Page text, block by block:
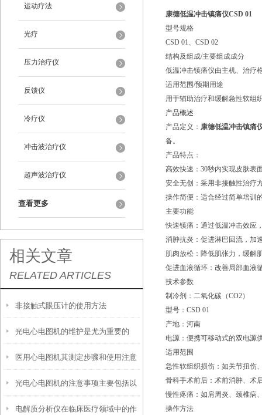
运动疗法
光疗
压力治疗仪
反馈仪
冷疗仪
冲击波治疗仪
超声波治疗仪
查看更多
相关文章
RELATED ARTICLES
非接触式眼压计的使用方法
光电心电图机的维护是尤为重要的
医用心电图机其测定步骤和使用注意
事项如下
光电心电图机的注意事项主要包括以
下几个方面
电解质分析仪在临床医疗领域中的作
康德低温冲击镇痛仪CSD 01
型号规格
CSD 01、CSD 02
结构及组成/主要组成成分
低温冲击镇痛仪由主机、治疗
适用范围/预期用途
用于辅助治疗和缓解急性软组
产品概述
产品定义： 康德低温冲击镇痛
备。
产品特点：
高效快速：30秒内实现皮肤
安全无创：采用非接触性治疗
操作简便：适合经过简单培训
主要功能
快速镇痛：通过低温冲击效应
消肿抗炎：促进淋巴回流，加
肌肉放松：降低肌张力，缓解
促进血液循环：改善局部血液
技术参数
制冷剂：二氧化碳（CO2）
型号：CSD 01
产地：河南
电源：便携可移动式的双电源
适用范围
急性软组织损伤：如关节扭伤
骨科手术前后：术前消肿、术
慢性疼痛：如肩周炎、颈椎病
操作方法